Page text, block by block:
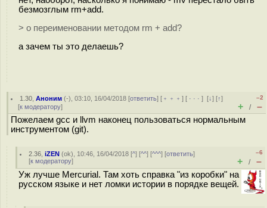
безмозглым rm+add.
> о переименовании методом rm + add?
а зачем ты это делаешь?
1.30 ,Аноним (-), 03:10, 16/04/2018 [ответить] [ ﹢﹢﹢] [ · · ·][↓] [↑]
[к модератору]
–2
+ / –
Пожелаем gcc и llvm наконец пользоваться нормальным
инструментом (git).
2.36 ,iZEN (ok), 10:46, 16/04/2018 [^] [^^] [^^^] [ответить]
[к модератору]
–6
+ / –
Уж лучше Mercurial. Там хоть справка "из коробки" на
русском языке и нет ломки истории в порядке вещей.